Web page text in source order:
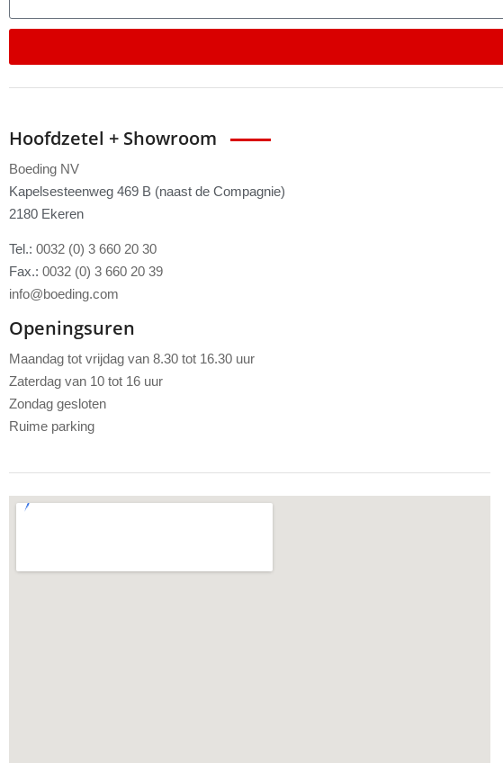
Hoofdzetel + Showroom
Boeding NV
Kapelsesteenweg 469 B (naast de Compagnie)
2180 Ekeren
Tel.: 0032 (0) 3 660 20 30
Fax.: 0032 (0) 3 660 20 39
info@boeding.com
Openingsuren
Maandag tot vrijdag van 8.30 tot 16.30 uur
Zaterdag van 10 tot 16 uur
Zondag gesloten
Ruime parking